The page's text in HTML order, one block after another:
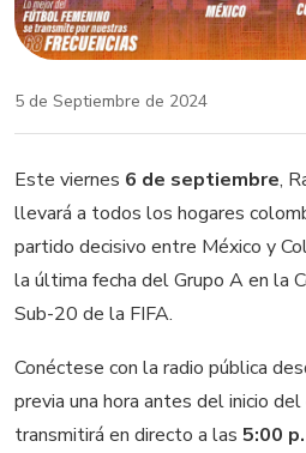
5 de Septiembre de 2024
Este viernes 6 de septiembre,
llevará a todos los hogares
partido decisivo entre México y
la última fecha del Grupo A en la
Sub-20 de la FIFA.
Conéctese con la radio pública
previa una hora antes del inicio
transmitirá en directo a las 5:00